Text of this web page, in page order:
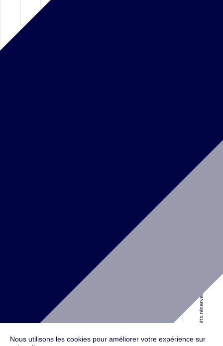
134 W 29th St #1005, 10th Floor
New York, NY 10001
SOLUTION D'ARCHITECTURE - RETAIL / BUREAUX / VALORISATION IMMOBILIÈRE
Nous utilisons les cookies pour améliorer votre expérience sur